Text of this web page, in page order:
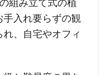
組み立て式の植
手入れ要らずの観
、自宅やオフィ